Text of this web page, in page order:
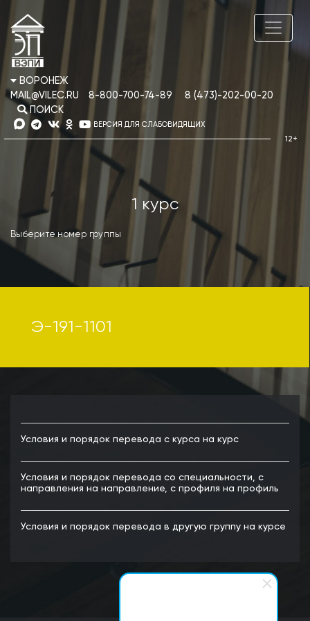
ВОРОНЕЖ
MAIL@VILEC.RU
8-800-700-74-89
8 (473)-202-00-20
ПОИСК
ВЕРСИЯ ДЛЯ СЛАБОВИДЯЩИХ
1 курс
Выберите номер группы
Э-191-1101
Условия и порядок перевода с курса на курс
Условия и порядок перевода со специальности, с
направления на направление, с профиля на профиль
Условия и порядок перевода в другую группу на курсе